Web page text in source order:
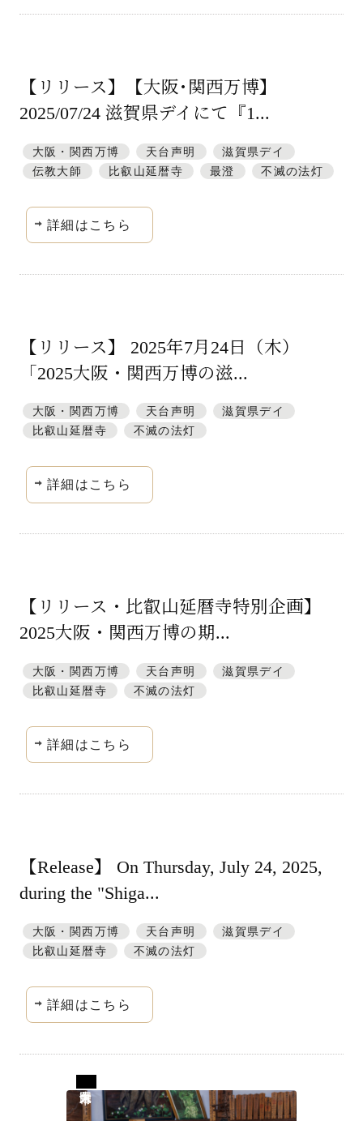
【リリース】【大阪･関西万博】
2025/07/24 滋賀県デイにて『1...
大阪・関西万博 天台声明
滋賀県デイ
伝教大師
比叡山延暦寺 最澄 不滅の法灯
詳細はこちら
【リリース】 2025年7月24日（木）
「2025大阪・関西万博の滋...
大阪・関西万博 天台声明
滋賀県デイ
比叡山延暦寺
不滅の法灯
詳細はこちら
【リリース・比叡山延暦寺特別企画】
2025大阪・関西万博の期...
大阪・関西万博 天台声明
滋賀県デイ
比叡山延暦寺
不滅の法灯
詳細はこちら
【Release】 On Thursday, July 24, 2025,
during the "Shiga...
大阪・関西万博 天台声明
滋賀県デイ
比叡山延暦寺
不滅の法灯
詳細はこちら